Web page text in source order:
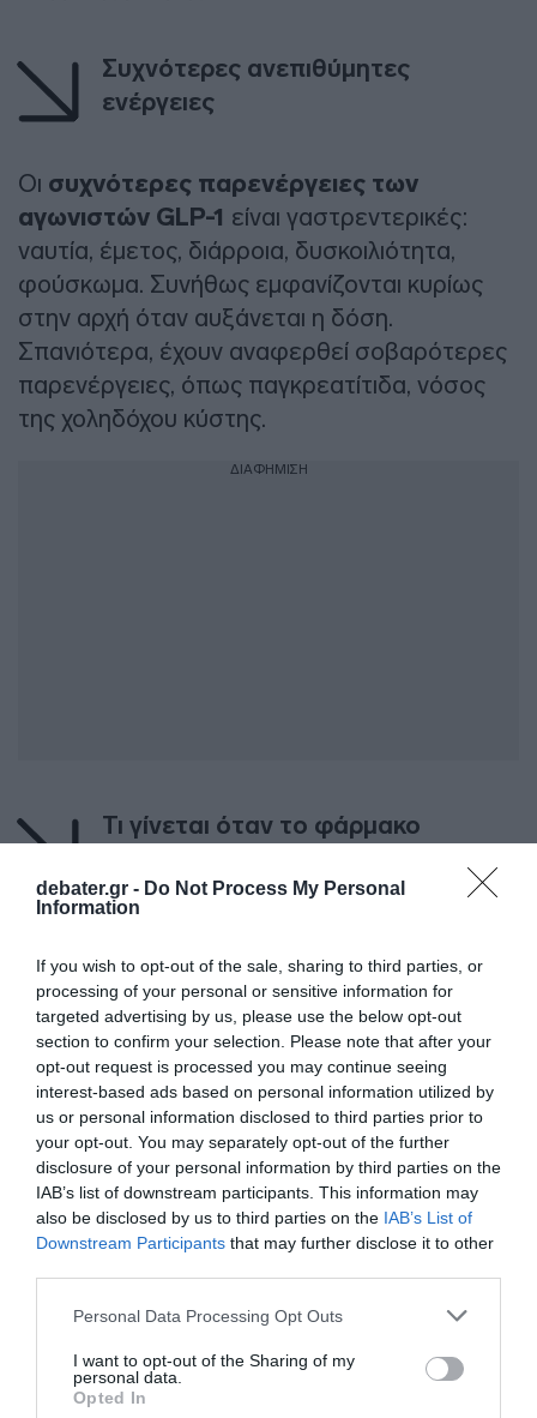
debater.gr - Do Not Process My Personal
Information
If you wish to opt-out of the sale, sharing to third parties, or
processing of your personal or sensitive information for
targeted advertising by us, please use the below opt-out
section to confirm your selection. Please note that after your
opt-out request is processed you may continue seeing
interest-based ads based on personal information utilized by
us or personal information disclosed to third parties prior to
your opt-out. You may separately opt-out of the further
disclosure of your personal information by third parties on the
IAB’s list of downstream participants. This information may
also be disclosed by us to third parties on the IAB’s List of
Downstream Participants that may further disclose it to other
Please note that this website/app uses one or more Google
not limited to your visit or usage behaviour. You may click to
grant or deny consent to Google and its third-party tags to
use your data for below specified purposes in below Google
Personal Data Processing Opt Outs
I want to opt-out of the Sharing of my
personal data.
Opted In
Συχνότερες ανεπιθύμητες
ενέργειες
Οι συχνότερες παρενέργειες των
αγωνιστών GLP-1 είναι γαστρεντερικές:
ναυτία, έμετος, διάρροια, δυσκοιλιότητα,
φούσκωμα. Συνήθως εμφανίζονται κυρίως
στην αρχή όταν αυξάνεται η δόση.
Σπανιότερα, έχουν αναφερθεί σοβαρότερες
παρενέργειες, όπως παγκρεατίτιδα, νόσος
της χοληδόχου κύστης.
ΔΙΑΦΗΜΙΣΗ
Τι γίνεται όταν το φάρμακο
σημαντικό μέρος του βάρους μπορεί να
επανέλθει. Αυτό σημαίνει ότι οι θεραπείες
αυτές πιθανόν να χρειάζονται μακροχρόνια ή
ακόμη και συνεχόμενη χρήση, κάτι που φέρνει
στο προσκήνιο ζητήματα κόστους,
πρόσβασης και συμμόρφωσης.
Οι επιστήμονες ωστόσο δεν γνωρίζουν
ακόμη με βεβαιότητα ποιοι ασθενείς θα
ποιο είναι το βέλτιστο μακροχρόνιο σχήμα.